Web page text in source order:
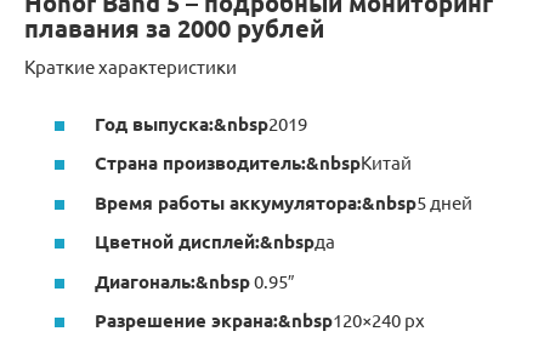
плавания за 2000 рублей
Краткие характеристики
Год выпуска:&nbsp2019
Страна производитель:&nbspКитай
Время работы аккумулятора:&nbsp5 дней
Цветной дисплей:&nbspда
Диагональ:&nbsp0.95″
Разрешение экрана:&nbsp120×240 px